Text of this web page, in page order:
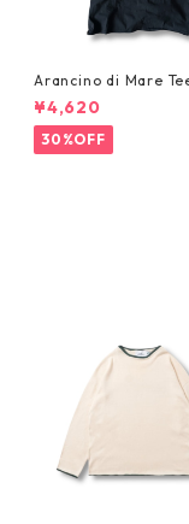
Arancino di Mare
¥4,620
30%OFF